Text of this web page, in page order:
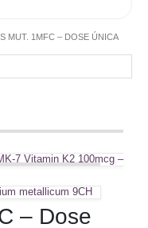
MUT. 1MFC – DOSE ÚNICA
7 Vitamin K2 100mcg –
metallicum 9CH
– Dose